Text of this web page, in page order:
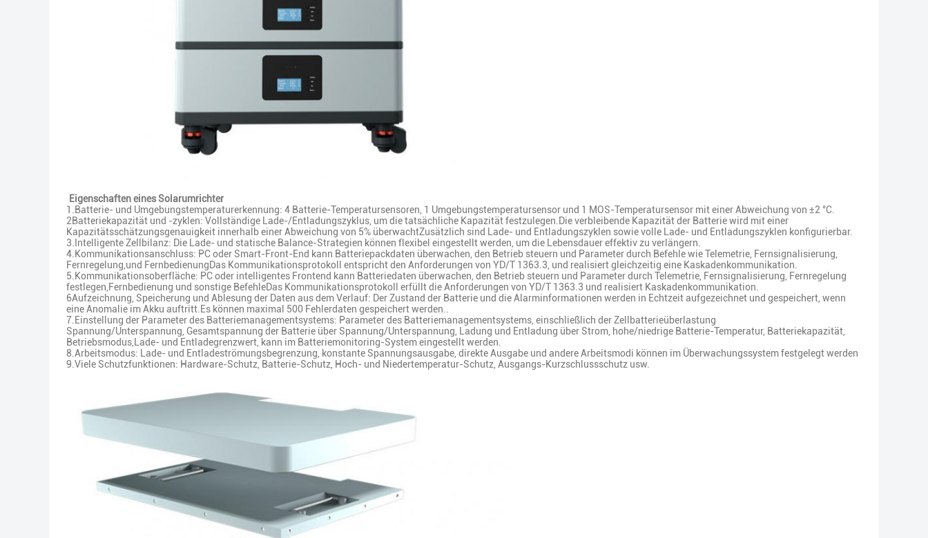
Eigenschaften eines Solarumrichter
1.Batterie- und Umgebungstemperaturerkennung: 4 Batterie-Temperatursensoren, 1 Umgebungstemperatursensor und 1 MOS-Temperatursensor mit einer Abweichung von ±2 °C.
2Batteriekapazität und -zyklen: Vollständige Lade-/Entladungszyklus, um die tatsächliche Kapazität festzulegen.Die verbleibende Kapazität der Batterie wird mit einer
Kapazitätsschätzungsgenauigkeit innerhalb einer Abweichung von 5% überwachtZusätzlich sind Lade- und Entladungszyklen sowie volle Lade- und Entladungszyklen konfigurierbar.
3.Intelligente Zellbilanz: Die Lade- und statische Balance-Strategien können flexibel eingestellt werden, um die Lebensdauer effektiv zu verlängern.
4.Kommunikationsanschluss: PC oder Smart-Front-End kann Batteriepackdaten überwachen, den Betrieb steuern und Parameter durch Befehle wie Telemetrie, Fernsignalisierung,
Fernregelung,und FernbedienungDas Kommunikationsprotokoll entspricht den Anforderungen von YD/T 1363.3, und realisiert gleichzeitig eine Kaskadenkommunikation.
5.Kommunikationsoberfläche: PC oder intelligentes Frontend kann Batteriedaten überwachen, den Betrieb steuern und Parameter durch Telemetrie, Fernsignalisierung, Fernregelung
festlegen,Fernbedienung und sonstige BefehleDas Kommunikationsprotokoll erfüllt die Anforderungen von YD/T 1363.3 und realisiert Kaskadenkommunikation.
6Aufzeichnung, Speicherung und Ablesung der Daten aus dem Verlauf: Der Zustand der Batterie und die Alarminformationen werden in Echtzeit aufgezeichnet und gespeichert, wenn
eine Anomalie im Akku auftritt.Es können maximal 500 Fehlerdaten gespeichert werden..
7.Einstellung der Parameter des Batteriemanagementsystems: Parameter des Batteriemanagementsystems, einschließlich der Zellbatterieüberlastung
Spannung/Unterspannung, Gesamtspannung der Batterie über Spannung/Unterspannung, Ladung und Entladung über Strom, hohe/niedrige Batterie-Temperatur, Batteriekapazität,
Betriebsmodus,Lade- und Entladegrenzwert, kann im Batteriemonitoring-System eingestellt werden.
8.Arbeitsmodus: Lade- und Entladeströmungsbegrenzung, konstante Spannungsausgabe, direkte Ausgabe und andere Arbeitsmodi können im Überwachungssystem festgelegt werden
9.Viele Schutzfunktionen: Hardware-Schutz, Batterie-Schutz, Hoch- und Niedertemperatur-Schutz, Ausgangs-Kurzschlussschutz usw.